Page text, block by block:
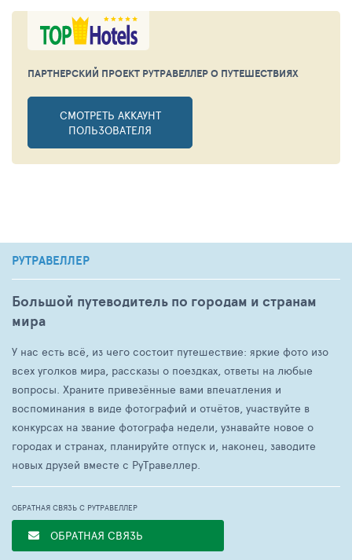
ПАРТНЕРСКИЙ ПРОЕКТ РУТРАВЕЛЛЕРО ПУТЕШЕСТВИЯХ
СМОТРЕТЬ АККАУНТ
ПОЛЬЗОВАТЕЛЯ
РУТРАВЕЛЛЕР
Большой путеводитель по городам и странам
мира
У нас есть всё, из чего состоит путешествие: яркие фото изо
всех уголков мира, рассказы о поездках, ответы на любые
вопросы. Храните привезённые вами впечатления и
воспоминания в виде фотографий и отчётов, участвуйте в
конкурсах на звание фотографа недели, узнавайте новое о
городах и странах, планируйте отпуск и, наконец, заводите
новых друзей вместе с РуТравеллер.
ОБРАТНАЯ СВЯЗЬ С РУТРАВЕЛЛЕР
ОБРАТНАЯ СВЯЗЬ